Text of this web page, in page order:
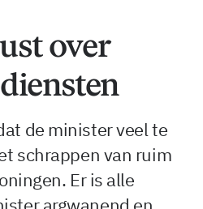
over
de minister veel te
schrappen van ruim
Er is alle